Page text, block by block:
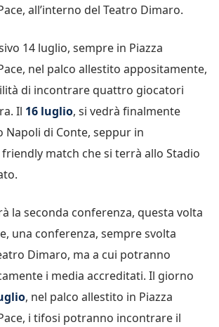
all’interno del Teatro Dimaro.
14 luglio, sempre in Piazza
nel palco allestito appositamente,
di incontrare quattro giocatori
Il 16 luglio, si vedrà finalmente
Napoli di Conte, seppur in
friendly match che si terrà allo Stadio
la seconda conferenza, questa volta
una conferenza, sempre svolta
Dimaro, ma a cui potranno
i media accreditati. Il giorno
, nel palco allestito in Piazza
i tifosi potranno incontrare il